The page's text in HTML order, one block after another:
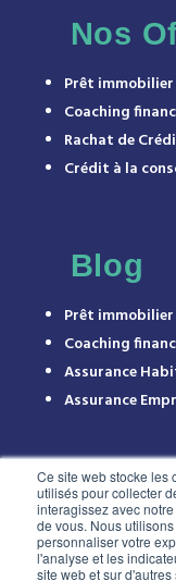
Ce site web stocke les
utilisés pour collecter
interagissez avec
de vous. Nous
personnaliser votre
l'analyse et les
site web et sur
Nos
Prêt immobilier
Coaching
Rachat de
Crédit à la
Blog
Prêt immobilier
Coaching
Assurance
Assurance